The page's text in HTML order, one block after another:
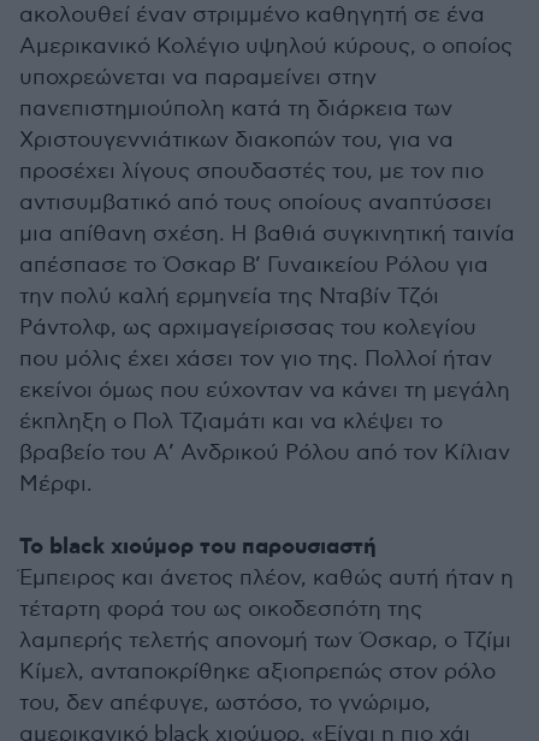
ακολουθεί έναν στριμμένο καθηγητή σε ένα
Αμερικανικό Κολέγιο υψηλού κύρους, ο οποίος
υποχρεώνεται να παραμείνει στην
πανεπιστημιούπολη κατά τη διάρκεια των
Χριστουγεννιάτικων διακοπών του, για να
προσέχει λίγους σπουδαστές του, με τον πιο
αντισυμβατικό από τους οποίους αναπτύσσει
μια απίθανη σχέση. Η βαθιά συγκινητική ταινία
απέσπασε το Όσκαρ Β’ Γυναικείου Ρόλου για
την πολύ καλή ερμηνεία της Νταβίν Τζόι
Ράντολφ, ως αρχιμαγείρισσας του κολεγίου
που μόλις έχει χάσει τον γιο της. Πολλοί ήταν
εκείνοι όμως που εύχονταν να κάνει τη μεγάλη
έκπληξη ο Πολ Τζιαμάτι και να κλέψει το
βραβείο του Α’ Ανδρικού Ρόλου από τον Κίλιαν
Μέρφι.
Το black χιούμορ του παρουσιαστή
Έμπειρος και άνετος πλέον, καθώς αυτή ήταν η
τέταρτη φορά του ως οικοδεσπότη της
λαμπερής τελετής απονομή των Όσκαρ, ο Τζίμι
Κίμελ, ανταποκρίθηκε αξιοπρεπώς στον ρόλο
του, δεν απέφυγε, ωστόσο, το γνώριμο,
αμερικανικό black χιούμορ. «Είναι η πιο χάι